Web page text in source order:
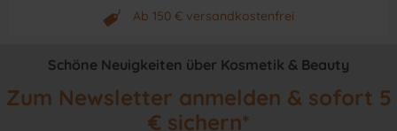
Neuwertiges & aktuelles Produkt
Ab 150 € versandkostenfrei
Originalprodukt vom Hersteller
Schöne Neuigkeiten über Kosmetik & Beauty
Zum Newsletter anmelden & sofort 5
€ sichern*